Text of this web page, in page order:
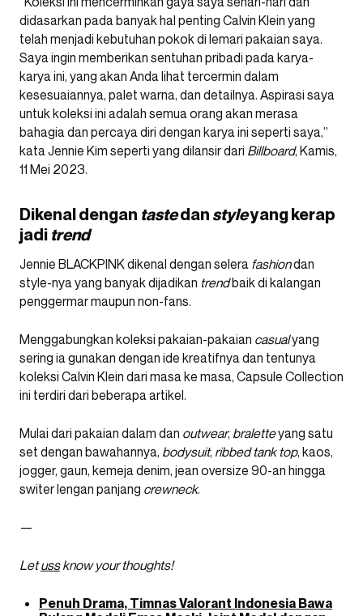
didasarkan pada banyak hal penting Calvin Klein yang
telah menjadi kebutuhan pokok di lemari pakaian saya.
Saya ingin memberikan sentuhan pribadi pada karya-
karya ini, yang akan Anda lihat tercermin dalam
kesesuaiannya, palet warna, dan detailnya. Aspirasi saya
untuk koleksi ini adalah semua orang akan merasa
bahagia dan percaya diri dengan karya ini seperti saya,”
kata Jennie Kim seperti yang dilansir dari Billboard, Kamis,
11 Mei 2023.
Dikenal dengan tastedan styleyang kerap
jadi trend
Jennie BLACKPINK dikenal dengan selera fashiondan
style-nya yang banyak dijadikan trendbaik di kalangan
penggermar maupun non-fans.
Menggabungkan koleksi pakaian-pakaian casualyang
sering ia gunakan dengan ide kreatifnya dan tentunya
koleksi Calvin Klein dari masa ke masa, Capsule Collection
ini terdiri dari beberapa artikel.
Mulai dari pakaian dalam dan outwear, braletteyang satu
set dengan bawahannya, bodysuit, ribbed tank top, kaos,
jogger, gaun, kemeja denim, jean oversize 90-an hingga
switer lengan panjang crewneck.
—
Letussknow your thoughts!
Penuh Drama, Timnas Valorant Indonesia Bawa